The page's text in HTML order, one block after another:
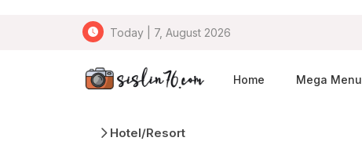
Today | 7, August 2026
Home Mega Menu
Hotel/Resort